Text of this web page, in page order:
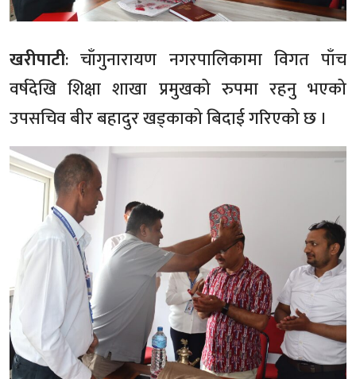
खरीपाटी: चाँगुनारायण नगरपालिकामा विगत पाँच
वर्षदेखि शिक्षा शाखा प्रमुखको रुपमा रहनु भएको
उपसचिव बीर बहादुर खड्काको बिदाई गरिएको छ ।